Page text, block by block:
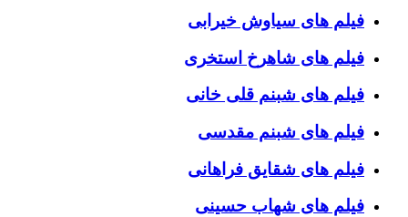
فیلم های سیاوش خیرابی
فیلم های شاهرخ استخری
فیلم های شبنم قلی خانی
فیلم های شبنم مقدسی
فیلم های شقایق فراهانی
فیلم های شهاب حسینی